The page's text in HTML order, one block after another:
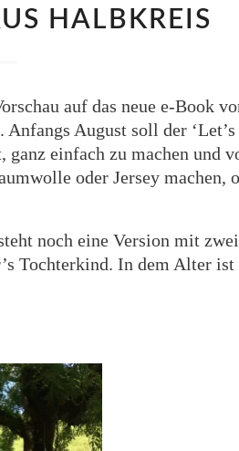
HALBKREIS
auf das neue e-Book
August soll der ‘Let’s
ganz einfach zu machen und
oder Jersey machen,
noch eine Version mit
Tochterkind. In dem Alter